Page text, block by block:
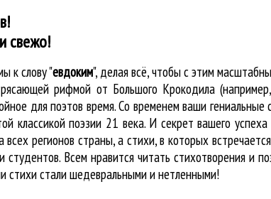
свежо!
к слову "евдоким", делая всё, чтобы с этим
рифмой от Большого Крокодила
для поэтов время. Со временем ваши гениальные
классикой поэзии 21 века. И секрет вашего
регионов страны, а стихи, в которых
Всем нравится читать стихотворения и
стихи стали шедевральными и нетленными!